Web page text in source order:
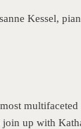
Kessel,
join up with